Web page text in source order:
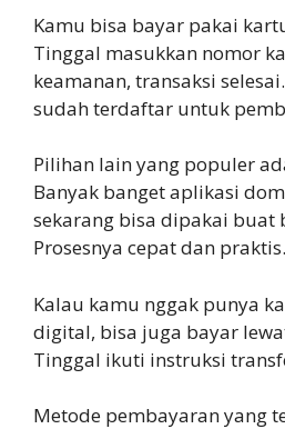
Kamu bisa bayar pakai
Tinggal masukkan nomor
keamanan, transaksi
sudah terdaftar untuk
Pilihan lain yang populer
Banyak banget aplikasi
sekarang bisa dipakai buat
Prosesnya cepat dan praktis.
Kalau kamu nggak punya
digital, bisa juga bayar
Tinggal ikuti instruksi
Metode pembayaran yang